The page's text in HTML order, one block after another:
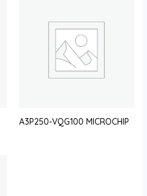
A3P250-VQG100 MICROCHIP